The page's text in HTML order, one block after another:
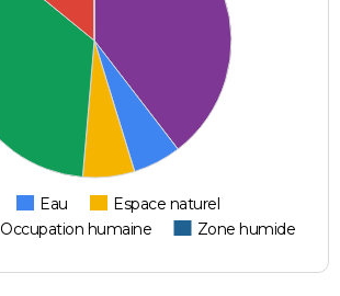
Eau
Espace naturel
Occupation humaine Zone humide